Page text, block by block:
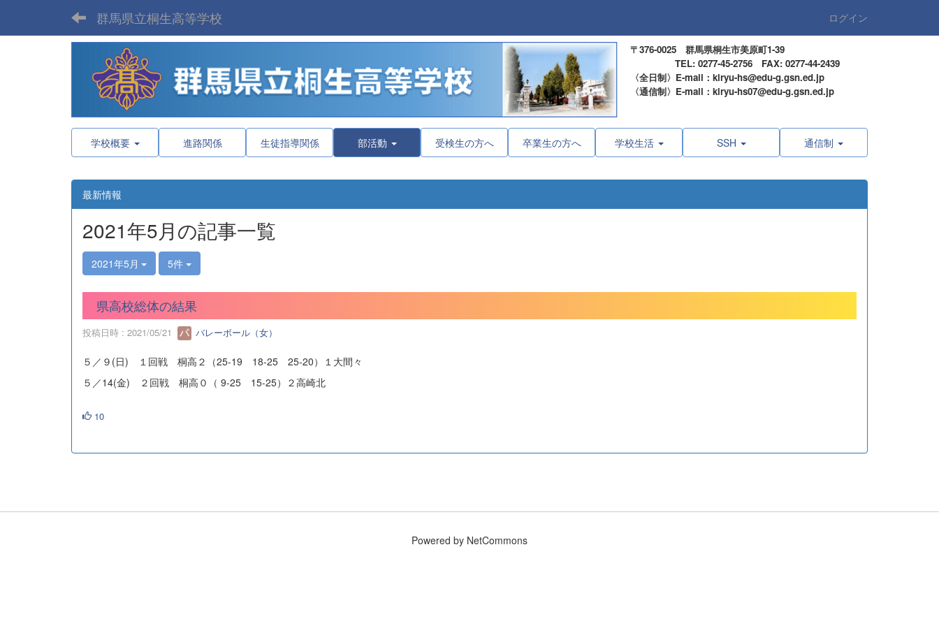
群馬県立桐生高等学校 ログイン
〒376-0025 群馬県桐生市美原町1-39
TEL: 0277-45-2756 FAX: 0277-44-2439
〈全日制〉E-mail：kiryu-hs@edu-g.gsn.ed.jp
〈通信制〉E-mail：kiryu-hs07@edu-g.gsn.ed.jp
学校概要 進路関係 生徒指導関係 部活動 受検生の方へ 卒業生の方へ 学校生活 SSH 通信制
最新情報
2021年5月の記事一覧
2021年5月 5件
県高校総体の結果
投稿日時 : 2021/05/21 バレーボール（女）
５／９(日) １回戦 桐高２（25-19 18-25 25-20）１大間々
５／14(金) ２回戦 桐高０（ 9-25 15-25）２高崎北
10
Powered by NetCommons